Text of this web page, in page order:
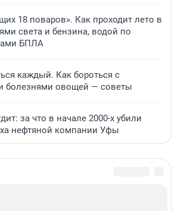
18 поваров». Как проходит лето в
света и бензина, водой по
БПЛА
каждый. Как бороться с
болезнями овощей — советы
за что в начале 2000-х убили
нефтяной компании Уфы